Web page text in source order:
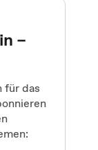
–
für das